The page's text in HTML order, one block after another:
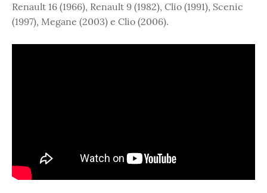
Renault 16 (1966), Renault 9 (1982), Clio (1991), Scenic
(1997), Megane (2003) e Clio (2006).